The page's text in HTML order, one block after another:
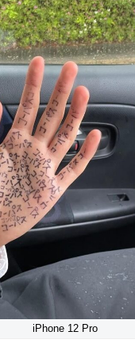
iPhone 12 Pro